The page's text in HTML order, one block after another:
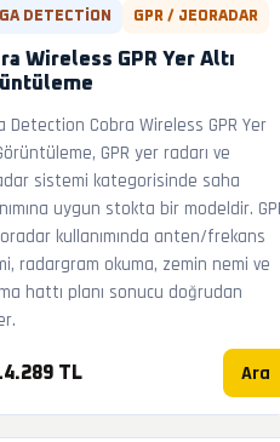
DETECTION GPR / JEORADAR
Wireless GPR Yer Altı
Detection Cobra Wireless GPR Yer
GPR yer radarı ve
sistemi kategorisinde saha
uygun stokta bir modeldir.
kullanımında anten/frekans
radargram okuma, zemin nemi ve
hattı planı sonucu doğrudan
TL Ara